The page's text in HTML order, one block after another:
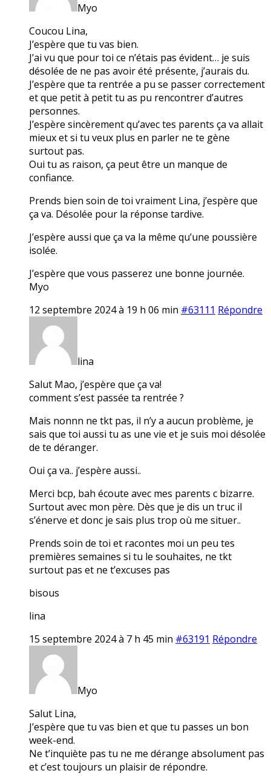
Myo
Coucou Lina,
J’espère que tu vas bien.
J’ai vu que pour toi ce n’étais pas évident… je suis
désolée de ne pas avoir été présente, j’aurais du.
J’espère que ta rentrée a pu se passer correctement
et que petit à petit tu as pu rencontrer d’autres
personnes.
J’espère sincèrement qu’avec tes parents ça va allait
mieux et si tu veux plus en parler ne te gène
surtout pas.
Oui tu as raison, ça peut être un manque de
confiance.
Prends bien soin de toi vraiment Lina, j’espère que
ça va. Désolée pour la réponse tardive.
J’espère aussi que ça va la même qu’une poussière
isolée.
J’espère que vous passerez une bonne journée.
Myo
12 septembre 2024 à 19 h 06 min #63111 Répondre
lina
Salut Mao, j’espère que ça va!
comment s’est passée ta rentrée ?
Mais nonnn ne tkt pas, il n’y a aucun problème, je
sais que toi aussi tu as une vie et je suis moi désolée
de te déranger.
Oui ça va.. j’espère aussi..
Merci bcp, bah écoute avec mes parents c bizarre.
Surtout avec mon père. Dès que je dis un truc il
s’énerve et donc je sais plus trop où me situer..
Prends soin de toi et racontes moi un peu tes
premières semaines si tu le souhaites, ne tkt
surtout pas et ne t’excuses pas
bisous
lina
15 septembre 2024 à 7 h 45 min #63191 Répondre
Myo
Salut Lina,
J’espère que tu vas bien et que tu passes un bon
week-end.
Ne t’inquiète pas tu ne me dérange absolument pas
et c’est toujours un plaisir de répondre.